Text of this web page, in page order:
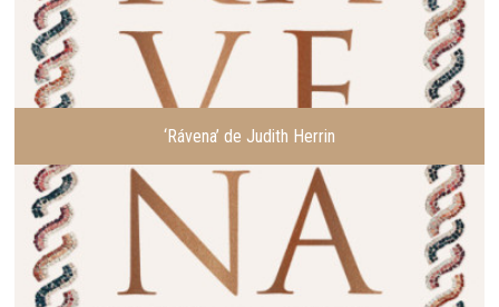
‘Rávena’ de Judith Herrin